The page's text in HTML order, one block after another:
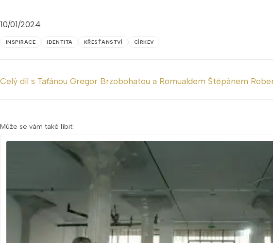
10/01/2024
INSPIRACE IDENTITA KŘESŤANSTVÍ CÍRKEV
Celý díl s Taťánou Gregor Brzobohatou a Romualdem Štěpánem
Může se vám také líbit: